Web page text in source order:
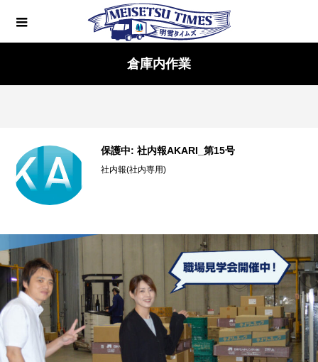
倉庫内作業
2024年が始まりました
お知らせ